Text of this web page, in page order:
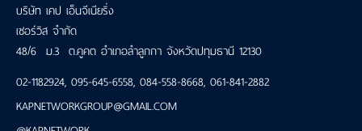
บริษัท เคป เอ็นจีเนียริ่ง
เซอร์วิส จำกัด
48/6 ม.3 ต.คูคต อำเภอลำลูกกา จังหวัดปทุมธานี 12130
02-1182924, 095-645-6558, 084-558-8668, 061-841-2882
KAPNETWORKGROUP@GMAIL.COM